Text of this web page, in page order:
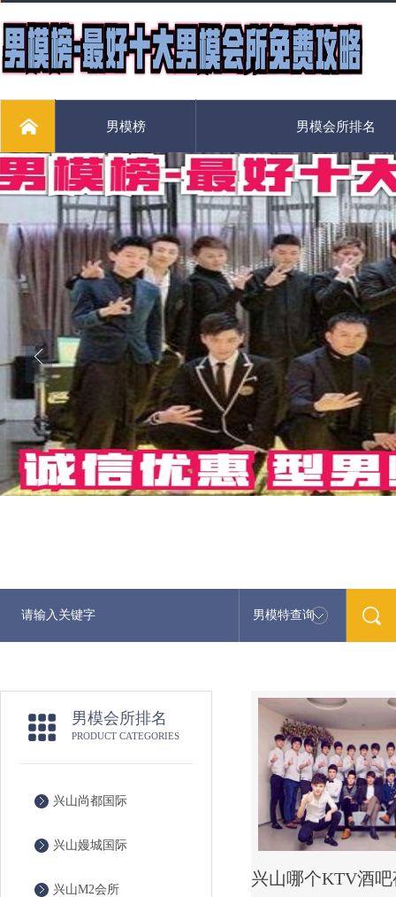
男模榜 男模会所排名
男模特查询最新男模娱乐资讯
男模会所排名
PRODUCT CATEGORIES
兴山尚都国际
兴山嫚城国际
兴山M2会所